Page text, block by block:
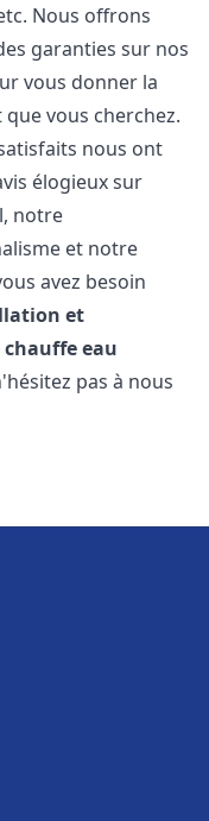
Nous offrons
garanties sur nos
vous donner la
vous cherchez.
nous ont
élogieux sur
notre
et notre
avez besoin
et
eau
pas à nous